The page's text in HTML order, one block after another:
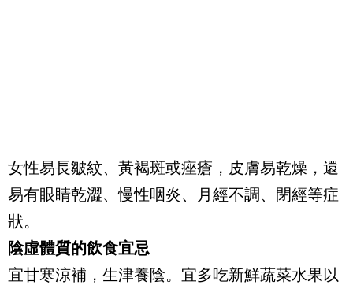
女性易長皺紋、黃褐斑或痤瘡，皮膚易乾燥，還
易有眼睛乾澀、慢性咽炎、月經不調、閉經等症
狀。
陰虛體質的飲食宜忌
宜甘寒涼補，生津養陰。宜多吃新鮮蔬菜水果以